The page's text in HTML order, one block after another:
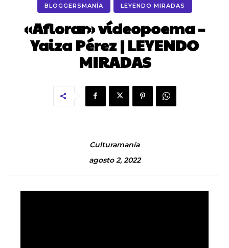
BLOGGERSMANÍA LEYENDO MIRADAS
«Aflorar» vídeopoema –
Yaiza Pérez | LEYENDO
MIRADAS
Culturamanía
agosto 2, 2022